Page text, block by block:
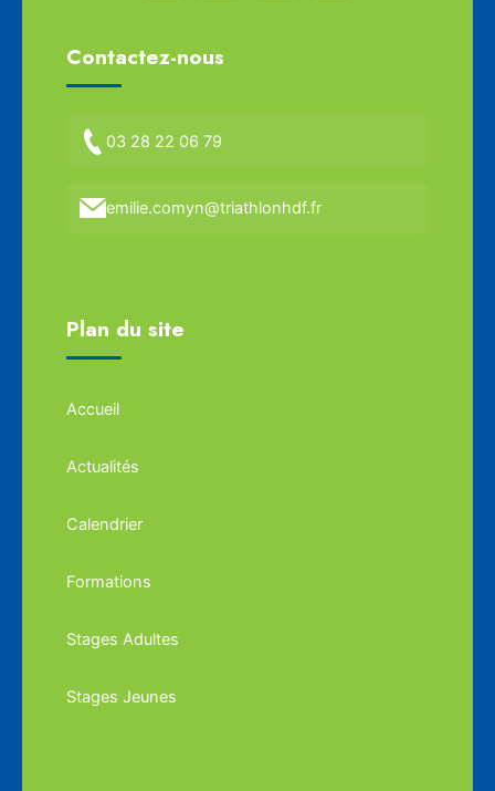
Contactez-nous
03 28 22 06 79
emilie.comyn@triathlonhdf.fr
Plan du site
Accueil
Actualités
Calendrier
Formations
Stages Adultes
Stages Jeunes